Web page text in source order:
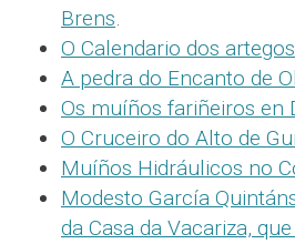
Brens.
O Calendario dos artegos
A pedra do Encanto de
Os muíños fariñeiros en
O Cruceiro do Alto de
Muíños Hidráulicos no
Modesto García
da Casa da Vacariza,